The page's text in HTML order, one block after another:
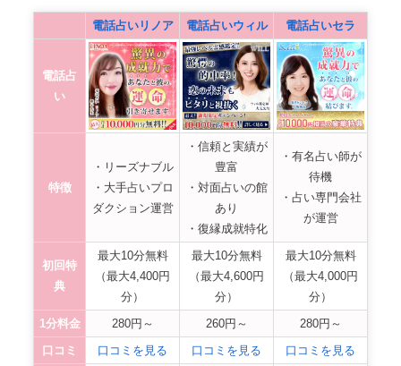
電話占いリノア 電話占いウィル 電話占いセラ
電話占
い
特徴
・リーズナブル
・大手占いプロ
ダクション運営
・信頼と実績が
豊富
・対面占いの館
あり
・復縁成就特化
・有名占い師が
待機
・占い専門会社
が運営
初回特
典
最大10分無料
（最大4,400円
分）
最大10分無料
（最大4,600円
分）
最大10分無料
（最大4,000円
分）
1分料金
280円～ 260円～
280円～
口コミ
口コミを見る 口コミを見る 口コミを見る